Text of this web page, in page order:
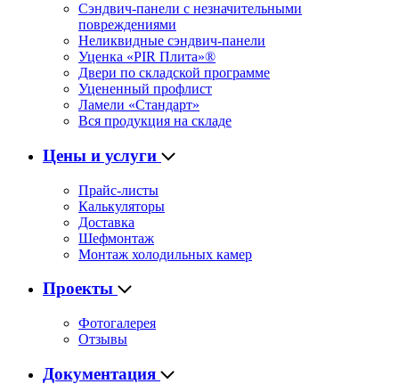
Сэндвич-панели с незначительными
повреждениями
Неликвидные сэндвич-панели
Уценка «PIR Плита»®
Двери по складской программе
Уцененный профлист
Ламели «Стандарт»
Вся продукция на складе
Цены и услуги
Прайс-листы
Калькуляторы
Доставка
Шефмонтаж
Монтаж холодильных камер
Проекты
Фотогалерея
Отзывы
Документация